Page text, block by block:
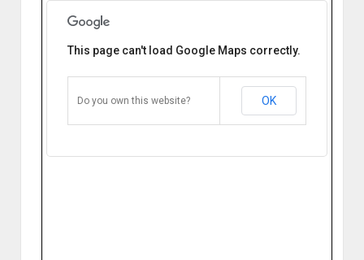
Troncos Santa Fe.
Troncoso 8183. Santa Fe, Argentina.
Cómo llegar Zoom
This page can't load Google Maps correctly.
Do you own this website? OK